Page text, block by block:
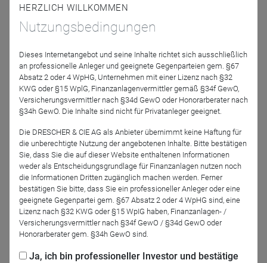
DE L'ECHIQUIER
Harald Sporleder
Lingohr Asset
Management GmbH
Dr. Richard
Buschbeck
TEQ Capital
Moderation
HERZLICH WILLKOMMEN
Nutzungsbedingungen
Dieses Internetangebot und seine Inhalte richtet sich ausschließlich
an professionelle Anleger und geeignete Gegenparteien gem. §67
Absatz 2 oder 4 WpHG, Unternehmen mit einer Lizenz nach §32
KWG oder §15 WplG, Finanzanlagenvermittler gemäß §34f GewO,
Versicherungsvermittler nach §34d GewO oder Honorarberater nach
§34h GewO. Die Inhalte sind nicht für Privatanleger geeignet.
Die DRESCHER & CIE AG als Anbieter übernimmt keine Haftung für
die unberechtigte Nutzung der angebotenen Inhalte. Bitte bestätigen
Sie, dass Sie die auf dieser Website enthaltenen Informationen
weder als Entscheidungsgrundlage für Finanzanlagen nutzen noch
die Informationen Dritten zugänglich machen werden. Ferner
bestätigen Sie bitte, dass Sie ein professioneller Anleger oder eine
geeignete Gegenpartei gem. §67 Absatz 2 oder 4 WpHG sind, eine
Lizenz nach §32 KWG oder §15 WpIG haben, Finanzanlagen- /
Versicherungsvermittler nach §34f GewO / §34d GewO oder
Honorarberater gem. §34h GewO sind.
Ja, ich bin professioneller Investor und bestätige